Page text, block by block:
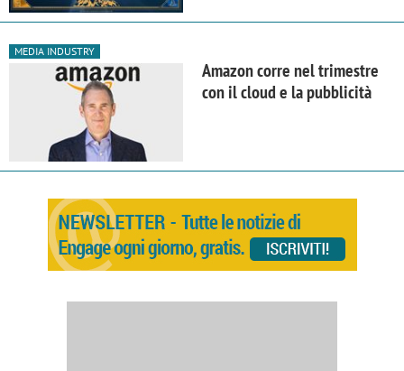
MEDIA INDUSTRY
Amazon corre nel trimestre
con il cloud e la pubblicità